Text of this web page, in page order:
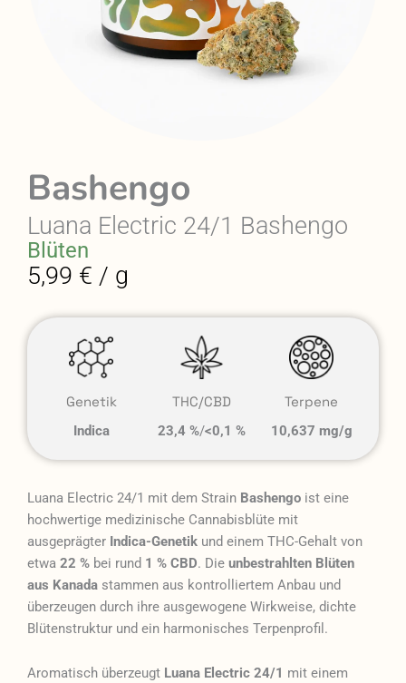
Bashengo
Luana Electric 24/1 Bashengo
Blüten
5,99 € / g
Genetik
Indica
THC/CBD
23,4 %/<0,1 %
Terpene
10,637 mg/g
Luana Electric 24/1 mit dem Strain Bashengo ist eine
hochwertige medizinische Cannabisblüte mit
ausgeprägter Indica-Genetik und einem THC-Gehalt von
etwa 22 % bei rund 1 % CBD. Die unbestrahlten Blüten
aus Kanada stammen aus kontrolliertem Anbau und
überzeugen durch ihre ausgewogene Wirkweise, dichte
Blütenstruktur und ein harmonisches Terpenprofil.
Aromatisch überzeugt Luana Electric 24/1 mit einem